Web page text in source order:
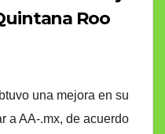
Roo
una mejora en su
a AA-.mx, de acuerdo